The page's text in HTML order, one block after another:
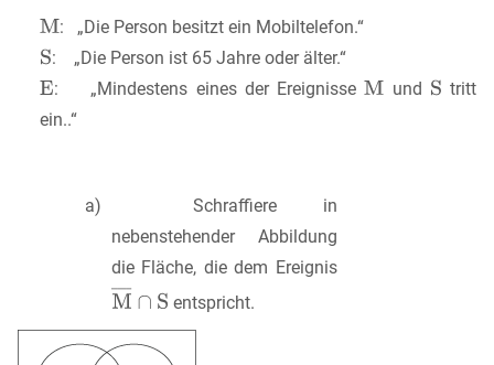
: „Die Person besitzt ein Mobiltelefon.“
: „Die Person ist 65 Jahre oder älter.“
: „Mindestens eines der Ereignisse
und
tritt
ein..“
a) Schraffiere in
nebenstehender Abbildung
die Fläche, die dem Ereignis
entspricht.